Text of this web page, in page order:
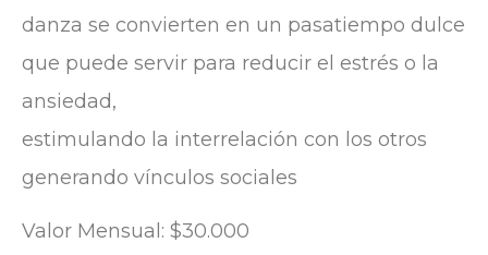
danza se convierten en un pasatiempo dulce
que puede servir para reducir el estrés o la
ansiedad,
estimulando la interrelación con los otros
generando vínculos sociales
Valor Mensual: $30.000